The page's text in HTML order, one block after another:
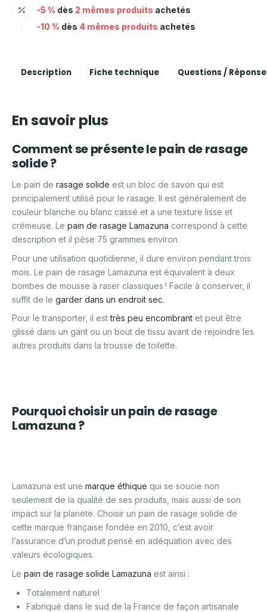
-5 % dès 2 mêmes produits achetés
-10 % dès 4 mêmes produits achetés
Description Fiche technique Questions /
En savoir plus
Comment se présente le pain de rasage
solide ?
Le pain de rasage solide est un bloc de savon qui est
principalement utilisé pour le rasage. Il est généralement de
couleur blanche ou blanc cassé et a une texture lisse et
crémeuse. Le pain de rasage Lamazuna correspond à cette
description et il pèse 75 grammes environ.
Pour une utilisation quotidienne, il dure environ pendant trois
mois. Le pain de rasage Lamazuna est équivalent à deux
bombes de mousse à raser classiques ! Facile à conserver, il
suffit de le garder dans un endroit sec.
Pour le transporter, il esttrès peu encombrant et peut être
glissé dans un gant ou un bout de tissu avant de rejoindre les
autres produits dans la trousse de toilette.
Pourquoi choisir un pain de rasage
Lamazuna ?
Lamazuna est une marque éthique qui se soucie non
seulement de la qualité de ses produits, mais aussi de son
impact sur la planète. Choisir un pain de rasage solide de
cette marque française fondée en 2010, c’est avoir
l’assurance d’un produit pensé en adéquation avec des
valeurs écologiques.
Le pain de rasage solide Lamazuna est ainsi :
Totalement naturel
Fabriqué dans le sud de la France de façon artisanale